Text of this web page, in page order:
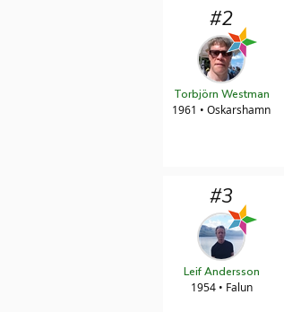
#2
Torbjörn Westman
1961 • Oskarshamn
#3
Leif Andersson
1954 • Falun